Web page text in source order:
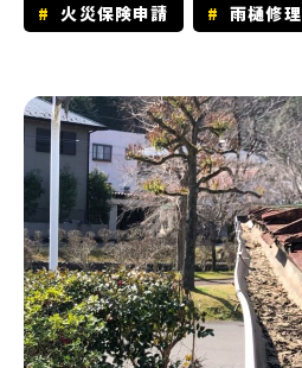
火災保険申請 雨樋修理